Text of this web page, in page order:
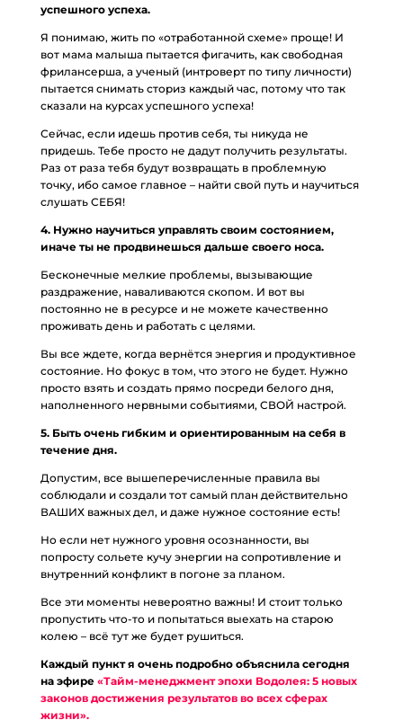
успешного успеха.
Я понимаю, жить по «отработанной схеме» проще! И
вот мама малыша пытается фигачить, как свободная
фрилансерша, а ученый (интроверт по типу личности)
пытается снимать сториз каждый час, потому что так
сказали на курсах успешного успеха!
Сейчас, если идешь против себя, ты никуда не
придешь. Тебе просто не дадут получить результаты.
Раз от раза тебя будут возвращать в проблемную
точку, ибо самое главное – найти свой путь и научиться
слушать СЕБЯ!
4. Нужно научиться управлять своим состоянием,
иначе ты не продвинешься дальше своего носа.
Бесконечные мелкие проблемы, вызывающие
раздражение, наваливаются скопом. И вот вы
постоянно не в ресурсе и не можете качественно
проживать день и работать с целями.
Вы все ждете, когда вернётся энергия и продуктивное
состояние. Но фокус в том, что этого не будет. Нужно
просто взять и создать прямо посреди белого дня,
наполненного нервными событиями, СВОЙ настрой.
5. Быть очень гибким и ориентированным на себя в
течение дня.
Допустим, все вышеперечисленные правила вы
соблюдали и создали тот самый план действительно
ВАШИХ важных дел, и даже нужное состояние есть!
Но если нет нужного уровня осознанности, вы
попросту сольете кучу энергии на сопротивление и
внутренний конфликт в погоне за планом.
Все эти моменты невероятно важны! И стоит только
пропустить что-то и попытаться выехать на старою
колею – всё тут же будет рушиться.
Каждый пункт я очень подробно объяснила сегодня
на эфире «Тайм-менеджмент эпохи Водолея: 5 новых
законов достижения результатов во всех сферах
жизни».